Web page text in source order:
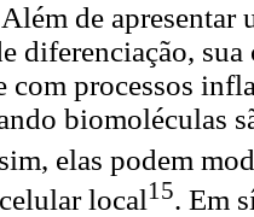
de apresentar
diferenciação,
com processos
biomoléculas
elas podem
local15. Em